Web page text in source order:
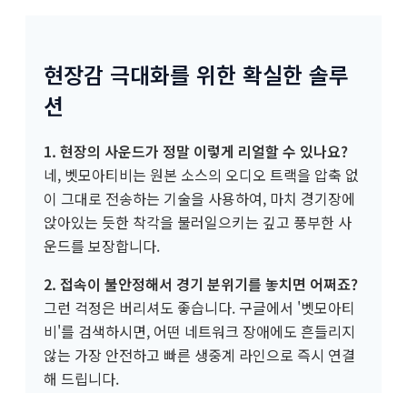
현장감 극대화를 위한 확실한 솔루
션
1. 현장의 사운드가 정말 이렇게 리얼할 수 있나요?
네, 벳모아티비는 원본 소스의 오디오 트랙을 압축 없
이 그대로 전송하는 기술을 사용하여, 마치 경기장에
앉아있는 듯한 착각을 불러일으키는 깊고 풍부한 사
운드를 보장합니다.
2. 접속이 불안정해서 경기 분위기를 놓치면 어쩌죠?
그런 걱정은 버리셔도 좋습니다. 구글에서 '벳모아티
비'를 검색하시면, 어떤 네트워크 장애에도 흔들리지
않는 가장 안전하고 빠른 생중계 라인으로 즉시 연결
해 드립니다.